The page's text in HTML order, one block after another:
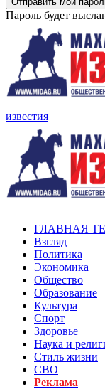
Пароль будет
известия
ГЛАВНАЯ
Взгляд
Политика
Экономика
Общество
Образование
Культура
Спорт
Здоровье
Наука и
Стиль жизни
СВО
Реклама